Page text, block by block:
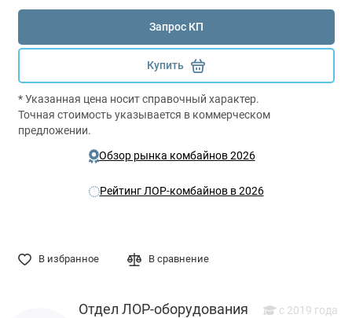
Запрос КП
Купить
Обзор рынка комбайнов 2026
Рейтинг ЛОР-комбайнов в 2026
* Указанная цена носит справочный характер.
Точная стоимость указывается в коммерческом
предложении.
В избранное В сравнение
Отдел ЛОР-оборудования c 2019 года